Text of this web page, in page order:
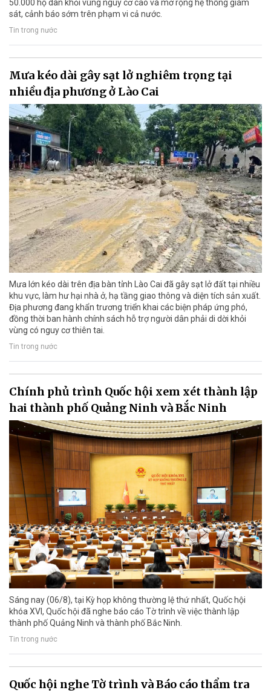
50.000 hộ dân khỏi vùng nguy cơ cao và mở rộng hệ thống giám
sát, cảnh báo sớm trên phạm vi cả nước.
Tin trong nước
Mưa kéo dài gây sạt lở nghiêm trọng tại
nhiều địa phương ở Lào Cai
Mưa lớn kéo dài trên địa bàn tỉnh Lào Cai đã gây sạt lở đất tại nhiều
khu vực, làm hư hại nhà ở, hạ tầng giao thông và diện tích sản xuất.
Địa phương đang khẩn trương triển khai các biện pháp ứng phó,
đồng thời ban hành chính sách hỗ trợ người dân phải di dời khỏi
vùng có nguy cơ thiên tai.
Tin trong nước
Chính phủ trình Quốc hội xem xét thành lập
hai thành phố Quảng Ninh và Bắc Ninh
Sáng nay (06/8), tại Kỳ họp không thường lệ thứ nhất, Quốc hội
khóa XVI, Quốc hội đã nghe báo cáo Tờ trình về việc thành lập
thành phố Quảng Ninh và thành phố Bắc Ninh.
Tin trong nước
Quốc hội nghe Tờ trình và Báo cáo thẩm tra